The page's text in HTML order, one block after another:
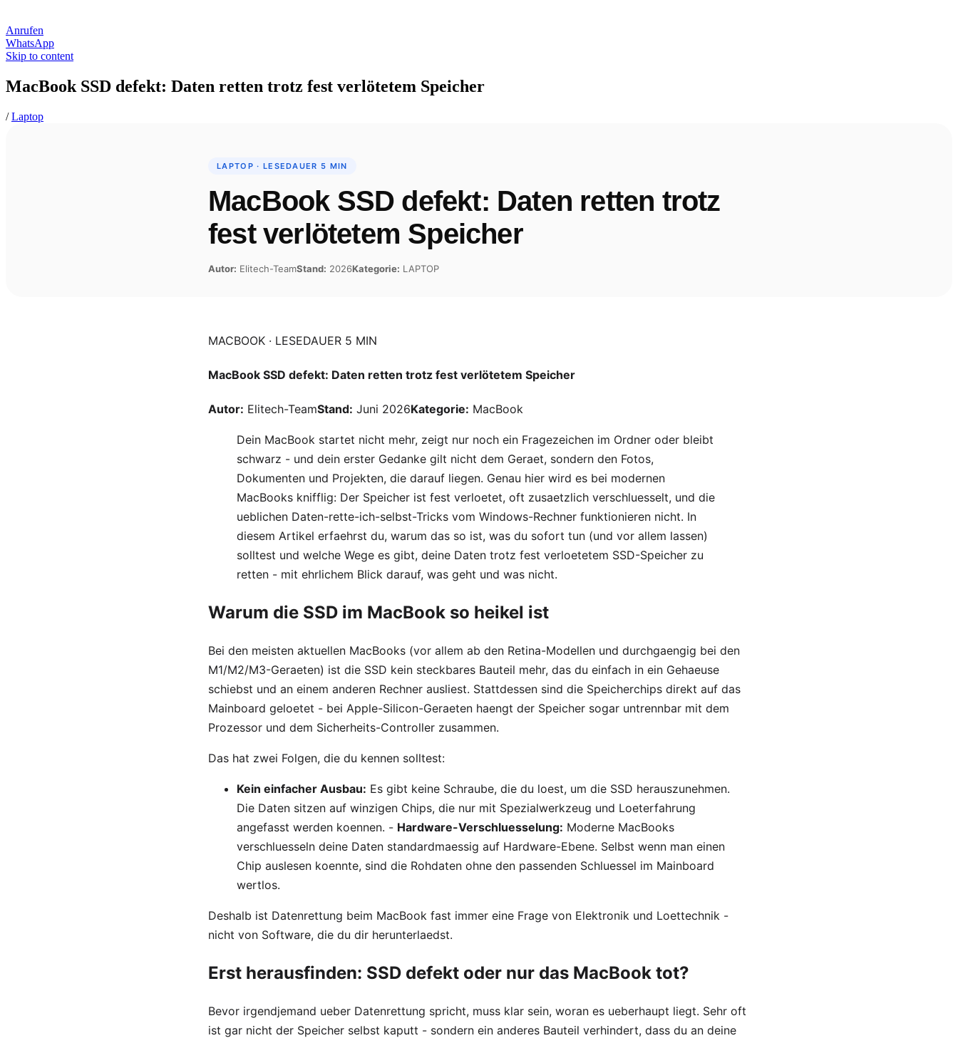
Anrufen
WhatsApp
Skip to content
MacBook SSD defekt: Daten retten trotz fest verlötetem Speicher
/Laptop
LAPTOP · LESEDAUER 5 MIN
MacBook SSD defekt: Daten retten trotz
fest verlötetem Speicher
Autor: Elitech-TeamStand: 2026Kategorie: LAPTOP
MACBOOK · LESEDAUER 5 MIN
MacBook SSD defekt: Daten retten trotz fest verlötetem Speicher
Autor: Elitech-TeamStand: Juni 2026Kategorie: MacBook
Dein MacBook startet nicht mehr, zeigt nur noch ein Fragezeichen im Ordner oder bleibt
schwarz - und dein erster Gedanke gilt nicht dem Geraet, sondern den Fotos,
Dokumenten und Projekten, die darauf liegen. Genau hier wird es bei modernen
MacBooks knifflig: Der Speicher ist fest verloetet, oft zusaetzlich verschluesselt, und die
ueblichen Daten-rette-ich-selbst-Tricks vom Windows-Rechner funktionieren nicht. In
diesem Artikel erfaehrst du, warum das so ist, was du sofort tun (und vor allem lassen)
solltest und welche Wege es gibt, deine Daten trotz fest verloetetem SSD-Speicher zu
retten - mit ehrlichem Blick darauf, was geht und was nicht.
Warum die SSD im MacBook so heikel ist
Bei den meisten aktuellen MacBooks (vor allem ab den Retina-Modellen und durchgaengig bei den
M1/M2/M3-Geraeten) ist die SSD kein steckbares Bauteil mehr, das du einfach in ein Gehaeuse
schiebst und an einem anderen Rechner ausliest. Stattdessen sind die Speicherchips direkt auf das
Mainboard geloetet - bei Apple-Silicon-Geraeten haengt der Speicher sogar untrennbar mit dem
Prozessor und dem Sicherheits-Controller zusammen.
Das hat zwei Folgen, die du kennen solltest:
Kein einfacher Ausbau: Es gibt keine Schraube, die du loest, um die SSD herauszunehmen.
Die Daten sitzen auf winzigen Chips, die nur mit Spezialwerkzeug und Loeterfahrung
angefasst werden koennen. - Hardware-Verschluesselung: Moderne MacBooks
verschluesseln deine Daten standardmaessig auf Hardware-Ebene. Selbst wenn man einen
Chip auslesen koennte, sind die Rohdaten ohne den passenden Schluessel im Mainboard
wertlos.
Deshalb ist Datenrettung beim MacBook fast immer eine Frage von Elektronik und Loettechnik -
nicht von Software, die du dir herunterlaedst.
Erst herausfinden: SSD defekt oder nur das MacBook tot?
Bevor irgendjemand ueber Datenrettung spricht, muss klar sein, woran es ueberhaupt liegt. Sehr oft
ist gar nicht der Speicher selbst kaputt - sondern ein anderes Bauteil verhindert, dass du an deine